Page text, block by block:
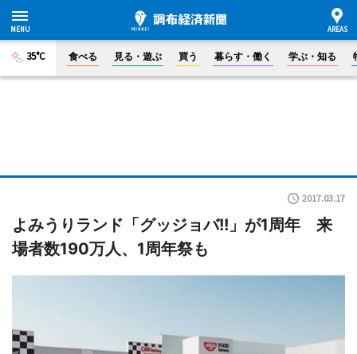
35°C 食べる 見る・遊ぶ 買う 暮らす・働く 学ぶ・知る
2017.03.17
よみうりランド「グッジョバ!!」が1周年 来
場者数190万人、1周年祭も